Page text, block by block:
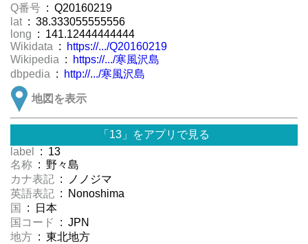
Q番号 : Q20160219
lat : 38.333055555556
long : 141.12444444444
Wikidata :
https://.../Q20160219
Wikipedia :
https://.../寒風沢島
dbpedia : http://.../寒風沢島
地図を表示
「13」をアプリで見る
label
: 13
名称 : 野々島
カナ表記 : ノノジマ
英語表記 : Nonoshima
国
: 日本
国コード
: JPN
地方 : 東北地方